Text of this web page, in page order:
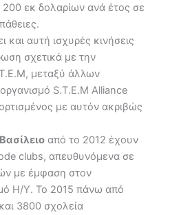
200 εκ δολαρίων ανά έτος σε
και αυτή ισχυρές κινήσεις
σχετικά με την
μεταξύ άλλων
S.T.E.M Alliance
με αυτόν ακριβώς
από το 2012 έχουν
clubs, απευθυνόμενα σε
με έμφαση στον
Η/Υ. Το 2015 πάνω από
3800 σχολεία